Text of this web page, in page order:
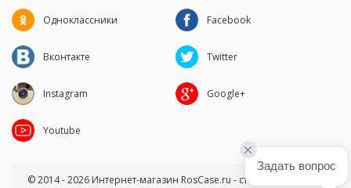
Одноклассники Facebook
Вконтакте Twitter
Instagram Google+
Youtube
© 2014 - 2026 Интернет-магазин RosCase.ru - стильные чехлы и
Задать вопрос